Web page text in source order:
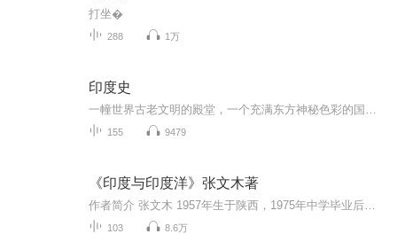
打坐�
288 1万
印度史
155 9479
《印度与印度洋》张文木著
103 8.6万